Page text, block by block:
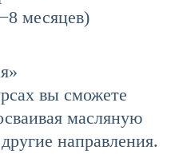
месяцев)
вы сможете
масляную
направления.